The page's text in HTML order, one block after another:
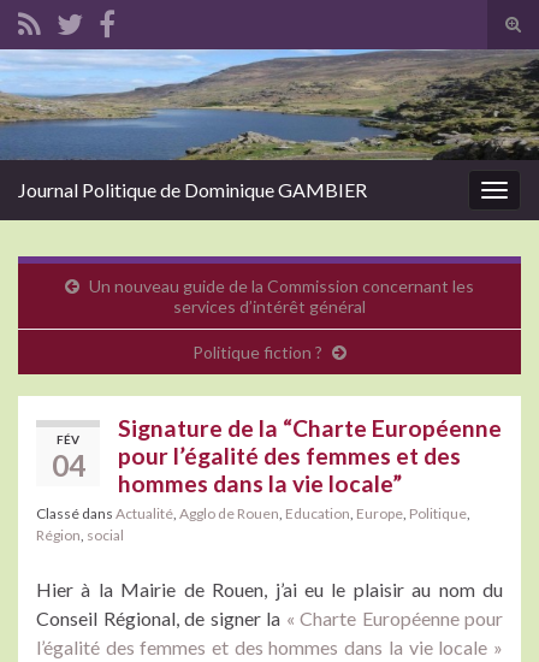
Search for:
Journal Politique de Dominique GAMBIER
Un nouveau guide de la Commission concernant les
services d’intérêt général
Politique fiction ?
FÉV
04
Signature de la “Charte Européenne
pour l’égalité des femmes et des
hommes dans la vie locale”
Classé dans Actualité Agglo de Rouen Education Europe Politique
Région social
Hier à la Mairie de Rouen, j’ai eu le plaisir au nom du
Conseil Régional, de signer la « Charte Européenne pour
l’égalité des femmes et des hommes dans la vie locale »